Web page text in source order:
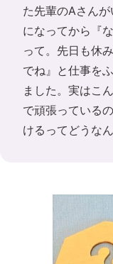
た先輩のAさん
になってから『
って。先日も休
でね』と仕事を
ました。実はこ
で頑張っている
けるってどうな